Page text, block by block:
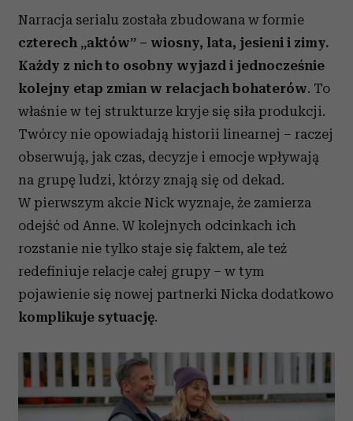
Narracja serialu została zbudowana w formie
czterech „aktów” – wiosny, lata, jesieni i zimy.
Każdy z nich to osobny wyjazd i jednocześnie
kolejny etap zmian w relacjach bohaterów. To
właśnie w tej strukturze kryje się siła produkcji.
Twórcy nie opowiadają historii linearnej – raczej
obserwują, jak czas, decyzje i emocje wpływają
na grupę ludzi, którzy znają się od dekad.
W pierwszym akcie Nick wyznaje, że zamierza
odejść od Anne. W kolejnych odcinkach ich
rozstanie nie tylko staje się faktem, ale też
redefiniuje relacje całej grupy – w tym
pojawienie się nowej partnerki Nicka dodatkowo
komplikuje sytuację.